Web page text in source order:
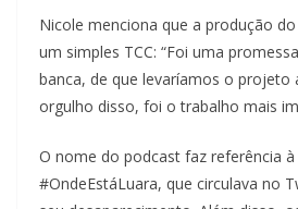
Nicole menciona que a produção
um simples TCC: “Foi uma
banca, de que levaríamos o projeto
orgulho disso, foi o trabalho mais
O nome do podcast faz referência
#OndeEstáLuara, que circulava no